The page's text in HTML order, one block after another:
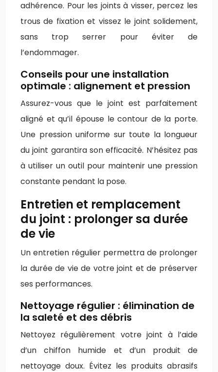
adhérence. Pour les joints à visser, percez les
trous de fixation et vissez le joint solidement,
sans trop serrer pour éviter de
l’endommager.
Conseils pour une installation
optimale : alignement et pression
Assurez-vous que le joint est parfaitement
aligné et qu’il épouse le contour de la porte.
Une pression uniforme sur toute la longueur
du joint garantira son efficacité. N’hésitez pas
à utiliser un outil pour maintenir une pression
constante pendant la pose.
Entretien et remplacement
du joint : prolonger sa durée
de vie
Un entretien régulier permettra de prolonger
la durée de vie de votre joint et de préserver
ses performances.
Nettoyage régulier : élimination de
la saleté et des débris
Nettoyez régulièrement votre joint à l’aide
d’un chiffon humide et d’un produit de
nettoyage doux. Évitez les produits abrasifs